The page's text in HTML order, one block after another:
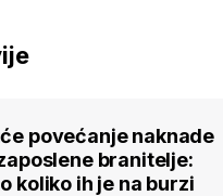
povećanje naknade
branitelje:
koliko ih je na burzi